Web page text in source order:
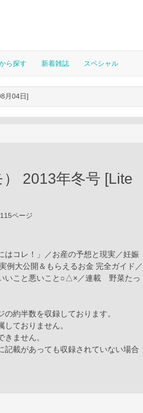
ら探す 新着雑誌 スペシャル
月04日]
2013年冬号 [Lite
ページ
はコレ！」／お産の予想と現実／妊娠
例大公開＆もらえるお金 完全ガイド／
いこと悪いこと○△×／連載 野菜たっ
約半数を収録しております。
ておりません。
ません。
記載があっても収録されていない場合